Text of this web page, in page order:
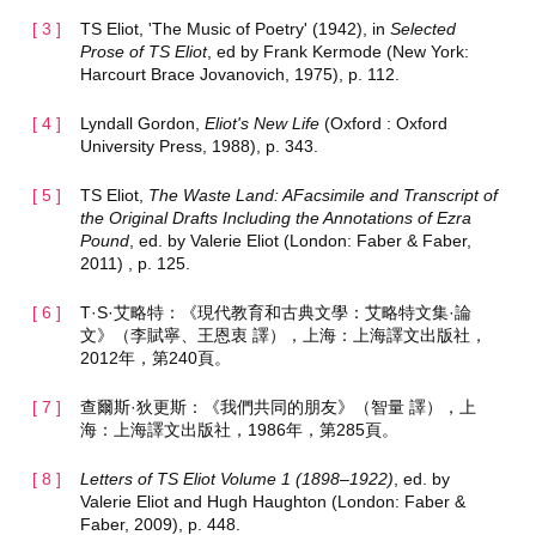
TS Eliot, 'The Music of Poetry' (1942), in Selected
Prose of TS Eliot, ed by Frank Kermode (New York:
Harcourt Brace Jovanovich, 1975), p. 112.
Lyndall Gordon, Eliot's New Life(Oxford : Oxford
University Press, 1988), p. 343.
TS Eliot, The Waste Land: AFacsimile and Transcript of
the Original Drafts Including the Annotations of Ezra
Pound, ed. by Valerie Eliot (London: Faber & Faber,
2011) , p. 125.
T·S·艾略特：《現代教育和古典文學：艾略特文集·論
文》（李賦寧、王恩衷 譯），上海：上海譯文出版社，
2012年，第240頁。
查爾斯·狄更斯：《我們共同的朋友》（智量 譯），上
海：上海譯文出版社，1986年，第285頁。
Letters of TS Eliot Volume 1 (1898–1922) , ed. by
Valerie Eliot and Hugh Haughton (London: Faber &
Faber, 2009), p. 448.